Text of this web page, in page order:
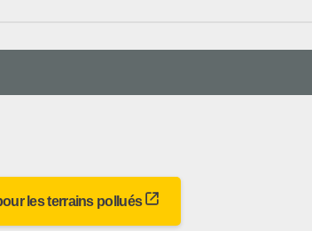
les terrains pollués